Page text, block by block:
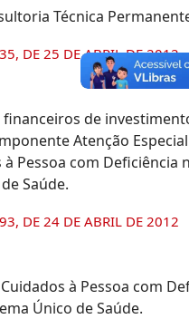
Técnica
DE 25 DE ABRIL DE 2012
de
Atenção
à Pessoa com Deficiência
Saúde.
DE 24 DE ABRIL DE 2012
à Pessoa com
Único de Saúde.